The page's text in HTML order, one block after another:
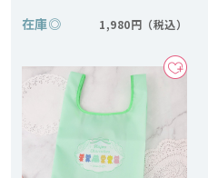
在庫◎ 1,980円